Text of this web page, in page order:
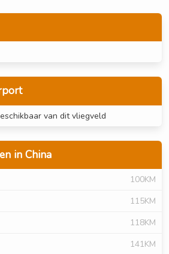
van dit vliegveld
in China
100KM
115KM
118KM
141KM